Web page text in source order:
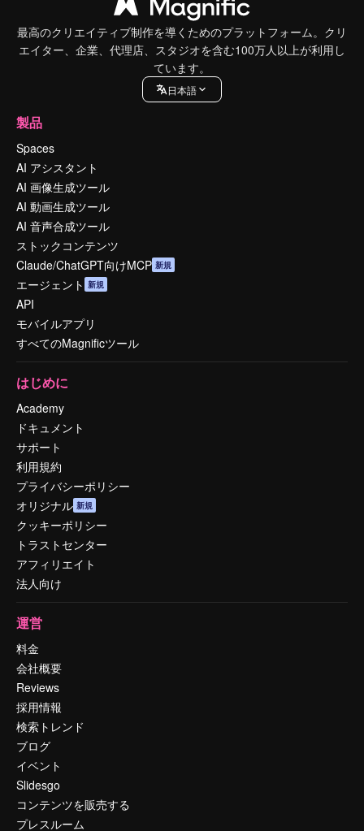
最高のクリエイティブ制作を導くためのプラットフォーム。クリ
エイター、企業、代理店、スタジオを含む100万人以上が利用し
ています。
日本語
製品
Spaces
AI アシスタント
AI 画像生成ツール
AI 動画生成ツール
AI 音声合成ツール
ストックコンテンツ
Claude/ChatGPT向けMCP 新規
エージェント 新規
API
モバイルアプリ
すべてのMagnificツール
はじめに
Academy
ドキュメント
サポート
利用規約
プライバシーポリシー
オリジナル 新規
クッキーポリシー
トラストセンター
アフィリエイト
法人向け
運営
料金
会社概要
Reviews
採用情報
検索トレンド
ブログ
イベント
Slidesgo
コンテンツを販売する
プレスルーム